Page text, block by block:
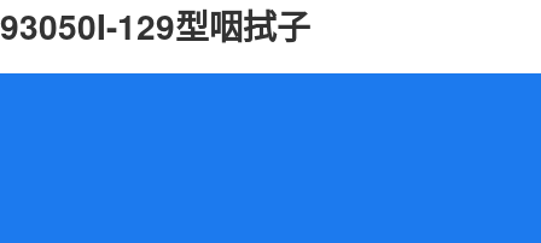
93050I-129型咽拭子